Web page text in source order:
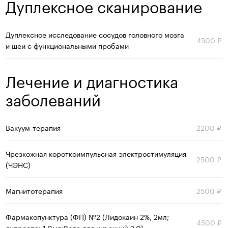
Дуплексное сканирование
Дуплексное исследование сосудов головного мозга
и шеи с функциональными пробами
4500 ₽
Лечение и диагностика
заболеваний
Вакуум-терапия 2200 ₽
Чрезкожная короткоимпульсная электростимуляция
(ЧЭНС)
2500 ₽
Магнитотерапия 2500 ₽
Фармакопунктура (ФП) №2 (Лидокаин 2%, 2мл;
4500 ₽